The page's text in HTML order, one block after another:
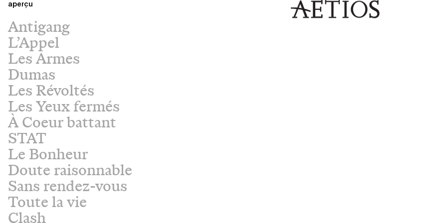
aperçu
Antigang
L’Appel
Les Armes
Dumas
Les Révoltés
Les Yeux fermés
À Coeur battant
STAT
Le Bonheur
Doute raisonnable
Sans rendez-vous
Toute la vie
Clash